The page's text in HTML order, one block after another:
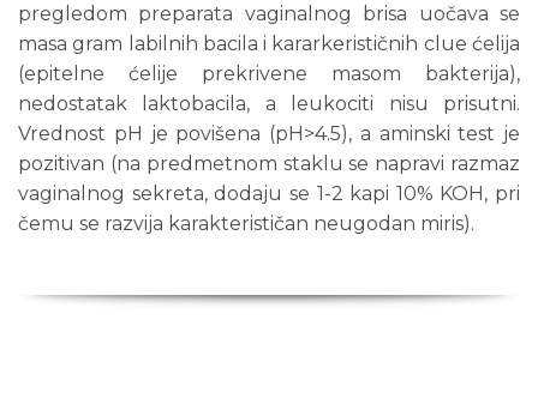
pregledom preparata vaginalnog brisa uočava se
masa gram labilnih bacila i kararkerističnih clue ćelija
(epitelne ćelije prekrivene masom bakterija),
nedostatak laktobacila, a leukociti nisu prisutni.
Vrednost pH je povišena (pH>4.5), a aminski test je
pozitivan (na predmetnom staklu se napravi razmaz
vaginalnog sekreta, dodaju se 1-2 kapi 10% KOH, pri
čemu se razvija karakterističan neugodan miris).